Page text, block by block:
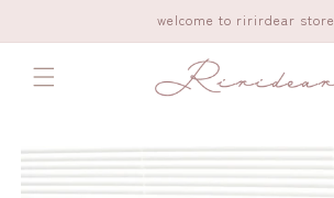
進む
welcome to ririrdear store
商品情
報にス
キップ